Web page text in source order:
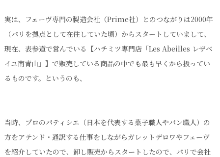
実は、フェーヴ専門の製造会社（Prime社）とのつながりは2000年
（パリを拠点として在住していた頃）からスタートしていまして、
現在、表参道で営んでいる【ハチミツ専門店「Les Abeilles レザベ
イユ南青山」】で販売している商品の中でも最も早くから扱ってい
るものです。というのも、
当時、プロのパティシエ（日本を代表する菓子職人やパン職人）の
方をアテンド・通訳する仕事をしながらガレットデロワやフェーヴ
を紹介していたので、卸し販売からスタートしたので、パリで会社